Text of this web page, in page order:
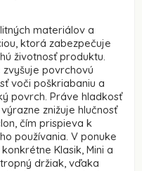
materiálov a
ktorá zabezpečuje
životnosť produktu.
zvyšuje povrchovú
voči poškriabaniu a
povrch. Práve hladkosť
znižuje hlučnosť
čím prispieva k
používania. V ponuke
Klasik, Mini a
držiak, vďaka